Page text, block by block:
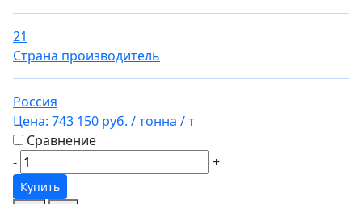
21
Страна производитель
Россия
Цена: 743 150 руб. / тонна / т
Сравнение
-
+
Купить